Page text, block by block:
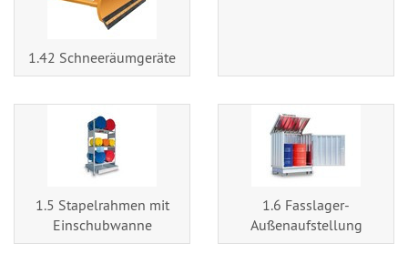
1.42 Schneeräumgeräte
1.5 Stapelrahmen mit
Einschubwanne
1.6 Fasslager-
Außenaufstellung